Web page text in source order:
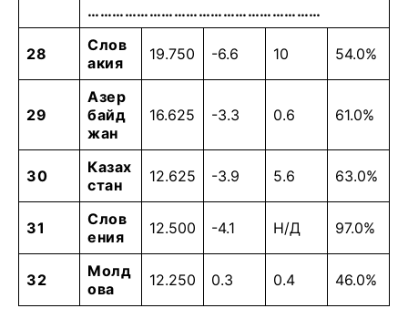
…………………………………………………
28
Слов
акия
19.750 -6.6 10 54.0%
29
Азер
байд
жан
16.625 -3.3 0.6 61.0%
30
Казах
стан
12.625 -3.9 5.6 63.0%
31
Слов
ения
12.500 -4.1 Н/Д 97.0%
32
Молд
ова
12.250 0.3 0.4 46.0%